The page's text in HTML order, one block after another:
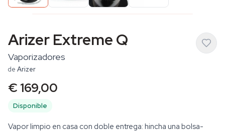
Arizer Extreme Q
Vaporizadores
de Arizer
€ 169,00
Disponible
Vapor limpio en casa con doble entrega: hincha una bolsa-